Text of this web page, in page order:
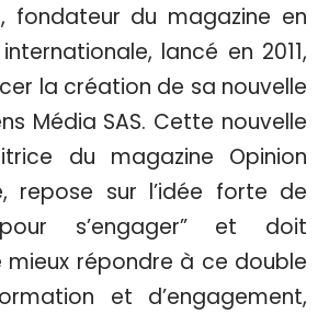
fondateur du magazine en
lancé en 2011,
la création de sa nouvelle
Média SAS. Cette nouvelle
du magazine Opinion
repose sur l’idée forte de
pour s’engager” et doit
répondre à ce double
et d’engagement,